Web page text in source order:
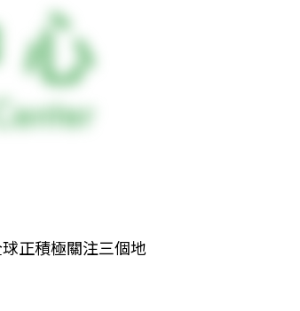
正積極關注三個地